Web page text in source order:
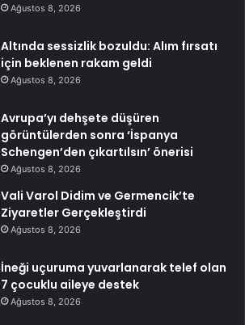
Ağustos 8, 2026
Altında sessizlik bozuldu: Alım fırsatı
için beklenen rakam geldi
Ağustos 8, 2026
Avrupa’yı dehşete düşüren
görüntülerden sonra ‘İspanya
Schengen’den çıkartılsın’ önerisi
Ağustos 8, 2026
Vali Varol Didim ve Germencik’te
Ziyaretler Gerçekleştirdi
Ağustos 8, 2026
İneği uçuruma yuvarlanarak telef olan
7 çocuklu aileye destek
Ağustos 8, 2026